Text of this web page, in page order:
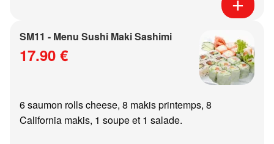
SM11 - Menu Sushi Maki Sashimi
17.90 €
6 saumon rolls cheese, 8 makis printemps, 8
California makis, 1 soupe et 1 salade.